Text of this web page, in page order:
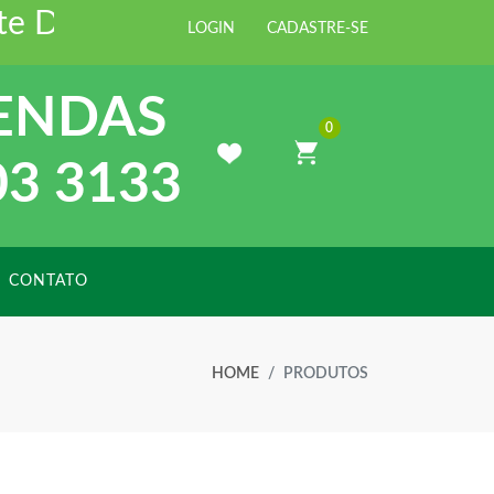
de Materiais para
LOGIN CADASTRE-SE
3133
0
CONTATO
HOME PRODUTOS